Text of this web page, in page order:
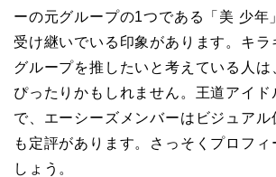
ーの元グループの1つである「美 少年
受け継いでいる印象があります。キラ
グループを推したいと考えている人は
ぴったりかもしれません。王道アイド
で、エーシーズメンバーはビジュアル
も定評があります。さっそくプロフィ
しょう。